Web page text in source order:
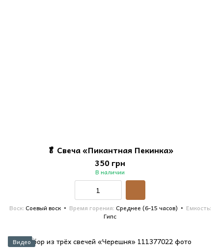
🥬 Свеча «Пикантная Пекинка»
350 грн
В наличии
Воск Соевый воск Время горения Среднее (6-15 часов)
Емкость
Гипс
Видео